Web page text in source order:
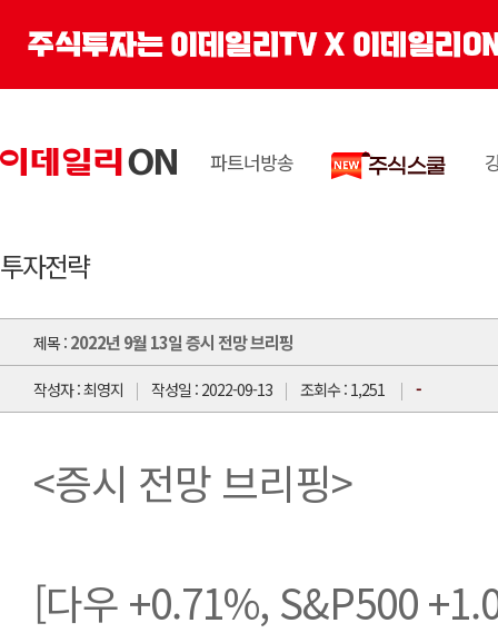
파트너방송
투자전략
제목 : 2022년 9월 13일 증시 전망 브리핑
작성자 : 최영지 작성일 : 2022-09-13 조회수 : 1,251 -
<증시 전망 브리핑>
[다우 +0.71%, S&P500